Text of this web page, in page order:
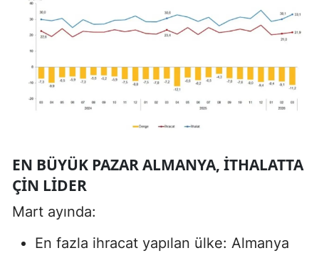
EN BÜYÜK PAZAR ALMANYA, ITHALATTA
ÇIN LIDER
Mart ayında:
En fazla ihracat yapılan ülke: Almanya